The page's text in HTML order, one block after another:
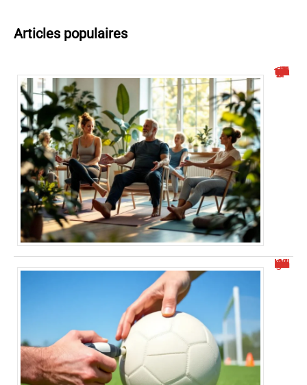
Articles populaires
Quelle est la meilleure application gratuite de yoga sur chaise ?
Comment dégonfler un ballon de foot facilement